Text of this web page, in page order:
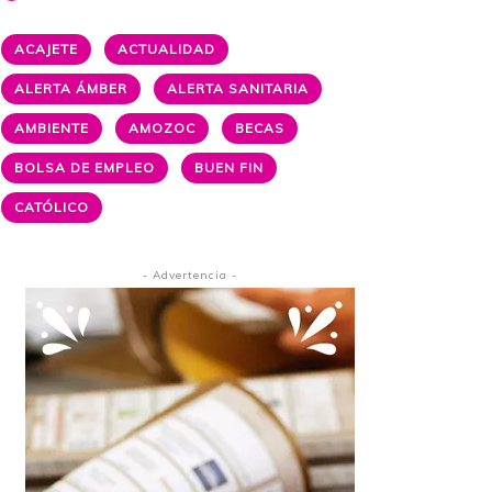
ACAJETE ACTUALIDAD
ALERTA ÁMBER ALERTA SANITARIA
AMBIENTE AMOZOC BECAS
BOLSA DE EMPLEO BUEN FIN
CATÓLICO
- Advertencia -